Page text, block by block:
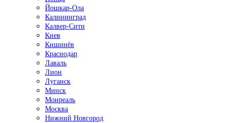
Йошкар-Ола
Калининград
Калвер-Сити
Киев
Кишинёв
Краснодар
Лаваль
Лион
Луганск
Минск
Монреаль
Москва
Нижний Новгород